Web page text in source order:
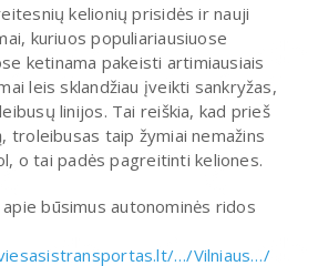
kelionių prisidės ir nauji
kuriuos populiariausiuose
ketinama pakeisti artimiausiais
leis sklandžiau įveikti sankryžas,
linijos. Tai reiškia, kad prieš
troleibusas taip žymiai nemažins
o tai padės pagreitinti keliones.
būsimus autonominės ridos
…/Vilniaus…/